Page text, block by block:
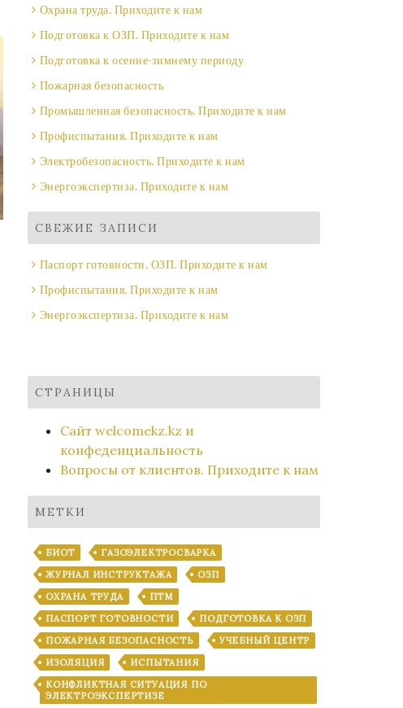
Охрана труда. Приходите к нам
Подготовка к ОЗП. Приходите к нам
Подготовка к осенне-зимнему периоду
Пожарная безопасность
Промышленная безопасность. Приходите к нам
Профиспытания. Приходите к нам
Электробезопасность. Приходите к нам
Энергоэкспертиза. Приходите к нам
СВЕЖИЕ ЗАПИСИ
Паспорт готовности. ОЗП. Приходите к нам
Профиспытания. Приходите к нам
Энергоэкспертиза. Приходите к нам
СТРАНИЦЫ
Сайт welcomekz.kz и
конфеденциальность
Вопросы от клиентов. Приходите к нам
МЕТКИ
БИОТ
ГАЗОЭЛЕКТРОСВАРКА
ЖУРНАЛ ИНСТРУКТАЖА
ОЗП
ОХРАНА ТРУДА
ПТМ
ПАСПОРТ ГОТОВНОСТИ
ПОДГОТОВКА К ОЗП
ПОЖАРНАЯ БЕЗОПАСНОСТЬ
УЧЕБНЫЙ ЦЕНТР
ИЗОЛЯЦИЯ
ИСПЫТАНИЯ
КОНФЛИКТНАЯ СИТУАЦИЯ ПО
ЭЛЕКТРОЭКСПЕРТИЗЕ